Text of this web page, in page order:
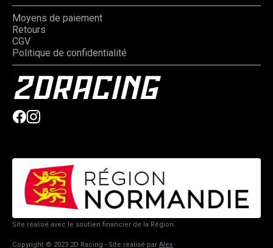
Moyens de paiement
Retours
CGV
Politique de confidentialité
Site réalisé avec le soutien financier de la Région.
Copyright © 2023 2D Racing - Site réalisé par Alex